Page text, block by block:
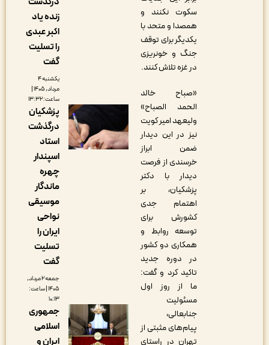
سکوت نکنند و
همصدا و متحد با
یکدیگر برای توقف
جنگ و خونریزی
در غزه تلاش کنند.
«صباح خالد
الحمد الصباح»
ولیعهد امیر کویت
نیز در این دیدار
ضمن ابراز
خرسندی از فرصت
دیدار با دکتر
پزشکیان، بر
اهتمام جدی
کشورش برای
توسعه روابط و
همکاری دو کشور
در دوره جدید
تاکید کرد و گفت:
ما از روز اول
مسئولیت
جنابعالی،
پیام‌های مثبتی از
تهران در راستای
زنده یاد
اکبر عبدی
را تسلیت
مرداد, ۱۴۰۵ |
پزشکیان
درگذشت
استاد
موسیقی
جمعه ۲ مرداد,
۱۴۰۵ | ساعت:
جمهوری
اسلامی
ایران و